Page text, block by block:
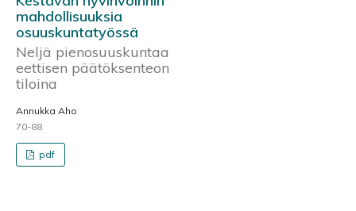
mahdollisuuksia
osuuskuntatyössä
Neljä pienosuuskuntaa
eettisen päätöksenteon
tiloina
Annukka Aho
70-88
pdf